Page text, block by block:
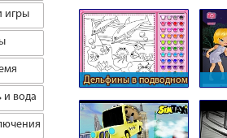
игры
и вода
Дельфины в подводном